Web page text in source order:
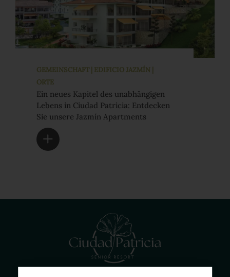
GEMEINSCHAFT | EDIFICIO JAZMÍN |
ORTE
Ein neues Kapitel des unabhängigen
Lebens in Ciudad Patricia: Entdecken
Sie unsere Jazmín Apartments